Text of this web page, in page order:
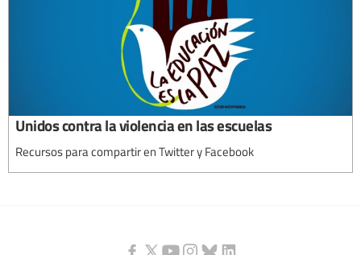
Unidos contra la violencia en las escuelas
Recursos para compartir en Twitter y Facebook